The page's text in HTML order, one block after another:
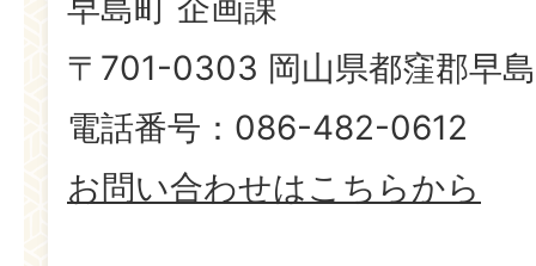
〒701-0303 岡山県都窪郡早
電話番号：086-482-0612
お問い合わせはこちらから